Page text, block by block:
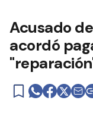
Acusado
acordó